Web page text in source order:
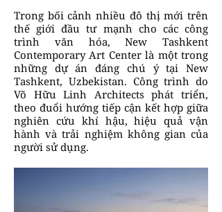
Trong bối cảnh nhiều đô thị mới trên
thế giới đầu tư mạnh cho các công
trình văn hóa, New Tashkent
Contemporary Art Center là một trong
những dự án đáng chú ý tại New
Tashkent, Uzbekistan. Công trình do
Võ Hữu Linh Architects phát triển,
theo đuổi hướng tiếp cận kết hợp giữa
nghiên cứu khí hậu, hiệu quả vận
hành và trải nghiệm không gian của
người sử dụng.